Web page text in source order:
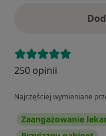
250 opinii
Najczęściej wymieniane
Zaangażowanie